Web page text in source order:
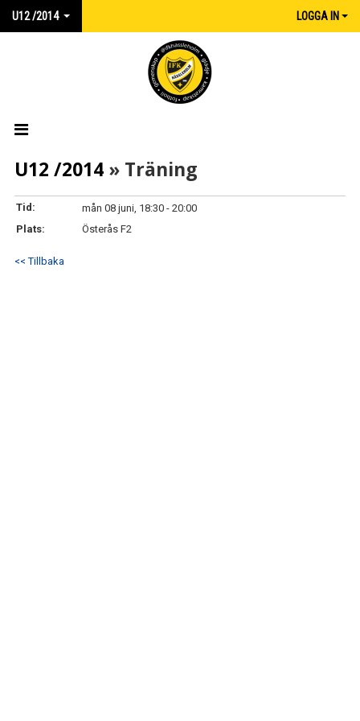
U12 /2014 LOGGA IN
HEM
NYHETER
KALENDER
TRUPPEN
U12 /2014 » Träning
Tid:
mån 08 juni, 18:30 - 20:00
Plats:
Österås F2
<< Tillbaka